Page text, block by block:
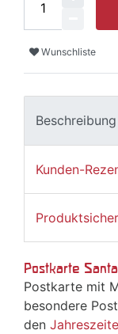
Wunschliste
Beschreibung
Kunden-
Postkarte
Postkarte mit
besondere
den